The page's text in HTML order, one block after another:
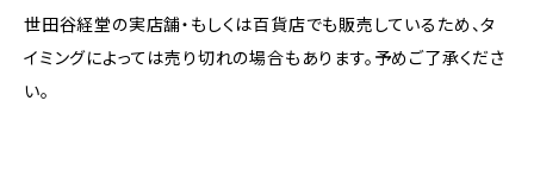
世田谷経堂の実店舗・もしくは百貨店でも販売しているため、タ
イミングによっては売り切れの場合もあります。予めご了承くださ
い。